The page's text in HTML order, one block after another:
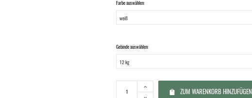
Farbe auswählen:
Gebinde auswählen:
ZUM WARENKORB HINZUFÜGEN